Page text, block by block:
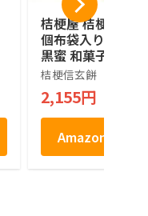
桔梗屋 桔梗信玄餅 6
個布袋入り きな粉
黒蜜 和菓子
桔梗信玄餅
2,155円
Amazonで見る